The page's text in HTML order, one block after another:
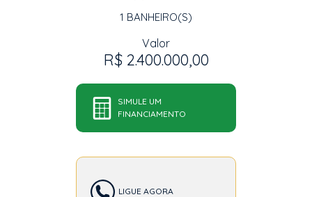
1 BANHEIRO(S)
Valor
R$ 2.400.000,00
SIMULE UM
FINANCIAMENTO
LIGUE AGORA